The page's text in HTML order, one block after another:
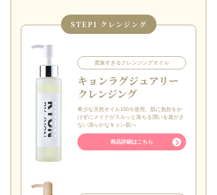
STEP1 クレンジング
貴族すぎるクレンジングオイル
キョンラグジュアリー
クレンジング
希少な天然オイル100％使用。肌に負担をか
けずにメイクがスルッと落ちる潤いを逃がさ
ない清らかなキョン肌へ
商品詳細はこちら